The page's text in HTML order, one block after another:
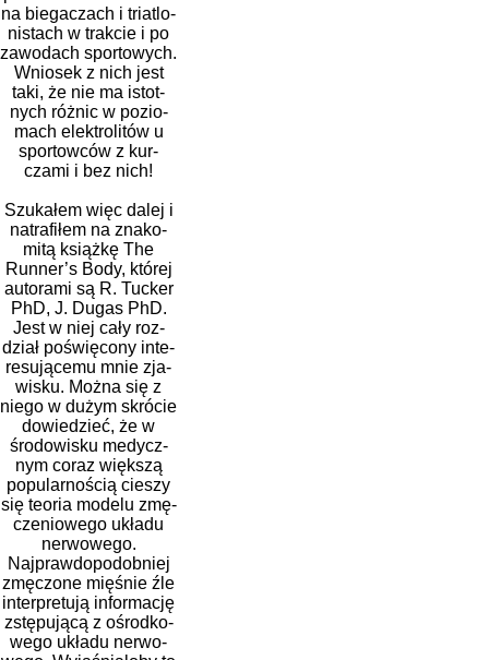
na bie­ga­czach i tria­tlo­
ni­stach w trak­cie i po
zawo­dach spor­to­wych.
Wniosek z nich jest
taki, że nie ma istot­
nych róż­nic w pozio­
mach elek­tro­li­tów u
spor­tow­ców z kur­
czami i bez nich!
Szukałem więc dalej i
natra­fi­łem na zna­ko­
mitą książkę The
Runner’s Body, któ­rej
auto­rami są R. Tucker
PhD, J. Dugas PhD.
Jest w niej cały roz­
dział poświę­cony inte­
re­su­ją­cemu mnie zja­
wi­sku. Można się z
niego w dużym skró­cie
dowie­dzieć, że w
środo­wi­sku medycz­
nym coraz więk­szą
popu­lar­no­ścią cie­szy
się teo­ria modelu zmę­
cze­nio­wego układu
ner­wo­wego.
Najprawdopodobniej
zmę­czone mię­śnie źle
inter­pre­tują infor­ma­cję
zstę­pu­jącą z ośrod­ko­
wego układu ner­wo­